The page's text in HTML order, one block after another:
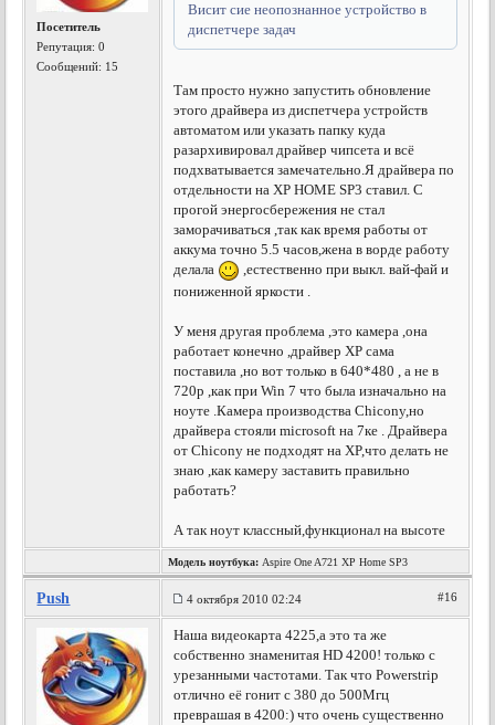
Посетитель
Репутация:0
Сообщений: 15
Висит сие неопознанное устройство в
диспетчере задач
Там просто нужно запустить обновление
этого драйвера из диспетчера устройств
автоматом или указать папку куда
разархивировал драйвер чипсета и всё
подхватывается замечательно.Я драйвера по
отдельности на ХР HOME SP3 ставил. С
прогой энергосбережения не стал
заморачиваться ,так как время работы от
аккума точно 5.5 часов,жена в ворде работу
делала
,естественно при выкл. вай-фай и
пониженной яркости .
У меня другая проблема ,это камера ,она
работает конечно ,драйвер ХР сама
поставила ,но вот только в 640*480 , а не в
720р ,как при Win 7 что была изначально на
ноуте .Камера производства Chicony,но
драйвера стояли microsoft на 7ке . Драйвера
от Chicony не подходят на XP,что делать не
знаю ,как камеру заставить правильно
работать?
А так ноут классный,функционал на высоте
Модель ноутбука: Aspire One A721 XP Home SP3
Push 4 октября 2010 02:24 #16
Наша видеокарта 4225,а это та же
собственно знаменитая HD 4200! только с
урезанными частотами. Так что Powerstrip
отлично её гонит с 380 до 500Мгц
преврашая в 4200:) что очень существенно